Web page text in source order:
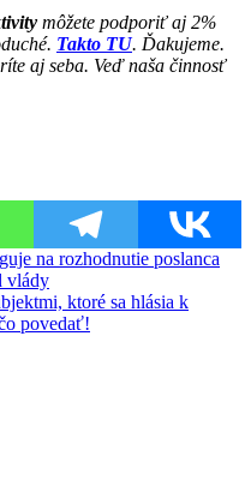
môžete podporiť aj 2%
Takto TU. Ďakujeme.
aj seba. Veď naša činnosť
na rozhodnutie poslanca
vlády
ktoré sa hlásia k
povedať!